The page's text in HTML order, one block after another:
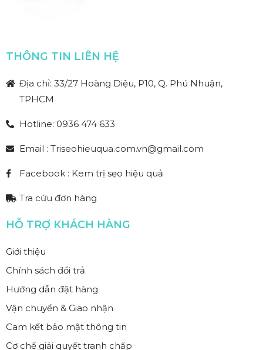
THÔNG TIN LIÊN HỆ
Địa chỉ: 33/27 Hoàng Diệu, P10, Q. Phú Nhuận,
TPHCM
Hotline: 0936 474 633
Email : Triseohieuqua.com.vn@gmail.com
Facebook : Kem trị sẹo hiệu quả
Tra cứu đơn hàng
HỖ TRỢ KHÁCH HÀNG
Giới thiệu
Chính sách đổi trả
Hướng dẫn đặt hàng
Vận chuyển & Giao nhận
Cam kết bảo mật thông tin
Cơ chế giải quyết tranh chấp